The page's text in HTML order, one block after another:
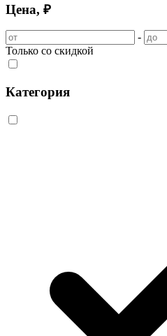
Цена, ₽
-
Только со скидкой
Категория